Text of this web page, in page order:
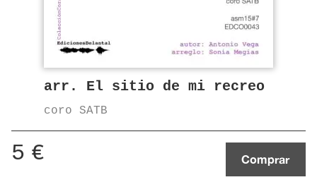
arr. El sitio de mi recreo
coro SATB
5 € Comprar